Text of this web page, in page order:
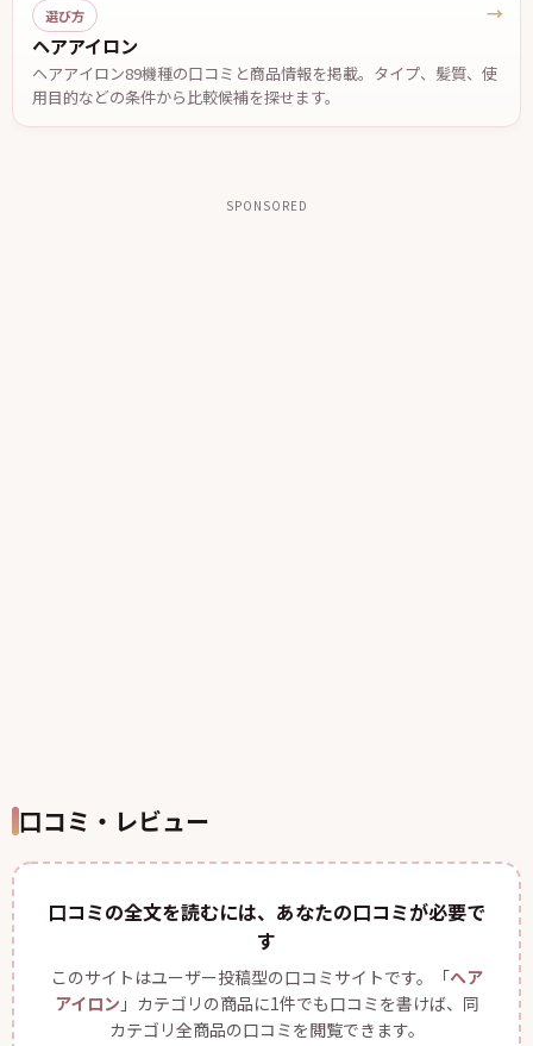
選び方
ヘアアイロン
ヘアアイロン89機種の口コミと商品情報を掲載。タイプ、髪質、使
用目的などの条件から比較候補を探せます。
→
SPONSORED
口コミ・レビュー
口コミの全文を読むには、あなたの口コミが必要で
す
このサイトはユーザー投稿型の口コミサイトです。「ヘア
アイロン 」カテゴリの商品に1件でも口コミを書けば、同
カテゴリ全商品の口コミを閲覧できます。